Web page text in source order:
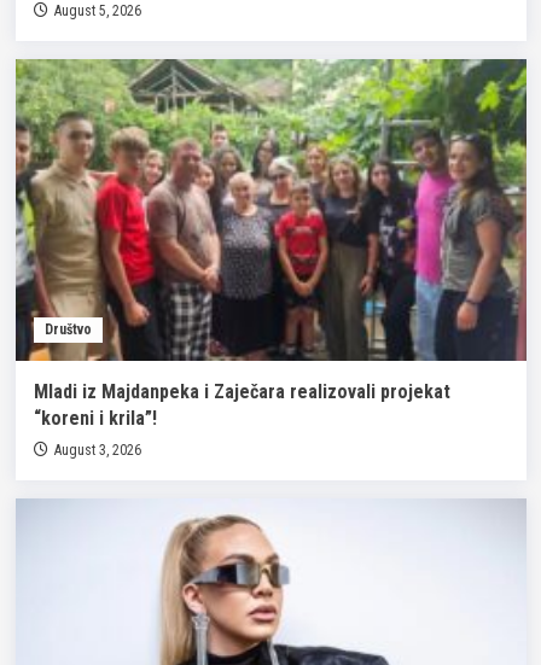
August 5, 2026
Društvo
Mladi iz Majdanpeka i Zaječara realizovali projekat
“koreni i krila”!
August 3, 2026